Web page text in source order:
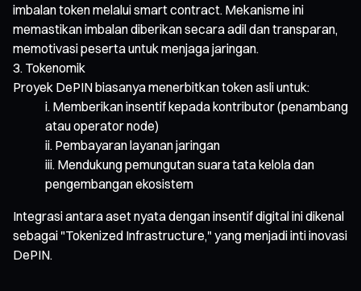
imbalan token melalui smart contract. Mekanisme ini
memastikan imbalan diberikan secara adil dan transparan,
memotivasi peserta untuk menjaga jaringan.
Tokenomik
Proyek DePIN biasanya menerbitkan token asli untuk:
Memberikan insentif kepada kontributor (penambang
atau operator node)
Pembayaran layanan jaringan
Mendukung pemungutan suara tata kelola dan
pengembangan ekosistem
Integrasi antara aset nyata dengan insentif digital ini dikenal
sebagai "Tokenized Infrastructure," yang menjadi inti inovasi
DePIN.